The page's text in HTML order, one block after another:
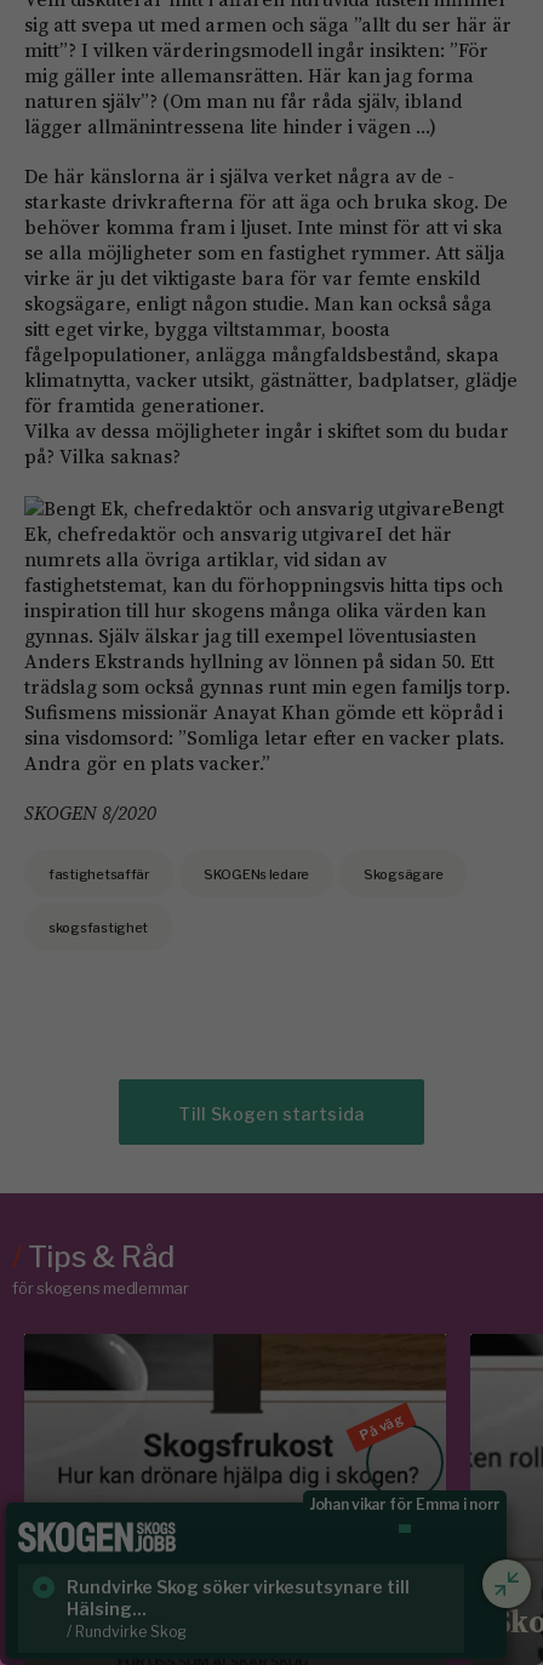
sig att svepa ut med armen och säga ”allt du ser här är
mitt”? I vilken värderingsmodell ingår in­sikten: ”För
mig gäller inte allemansrätten. Här kan jag forma
naturen själv”? (Om man nu får råda själv, ibland
lägger allmänintressena lite hinder i vägen …)
De här känslorna är i själva verket några av de ­
starkaste drivkrafterna för att äga och bruka skog. De
behöver komma fram i ljuset. Inte minst för att vi ska
se alla möjligheter som en fastighet rymmer. Att sälja
virke är ju det viktigaste bara för var femte enskild
skogsägare, enligt någon studie. Man kan också såga
sitt eget virke, bygga viltstammar, boosta
fågelpopulationer, anlägga mångfaldsbestånd, skapa
klimatnytta, vacker utsikt, gästnätter, badplatser, glädje
för fram­tida generationer.
Vilka av dessa möjligheter ingår i skiftet som du budar
på? Vilka saknas?
Bengt
Ek, chefredaktör och ansvarig utgivareI det här
numrets alla övriga artiklar, vid sidan av
fastighetstemat, kan du förhoppningsvis hitta tips och
inspiration till hur skogens många olika värden kan
gynnas. Själv älskar jag till exempel löventusiasten
Anders Ekstrands hyllning av lönnen på sidan 50. Ett
trädslag som också gynnas runt min egen familjs torp.
Sufismens missionär Anayat Khan gömde ett köpråd i
sina visdomsord: ”Somliga letar efter en vacker plats.
Andra gör en plats ­vacker.”
SKOGEN 8/2020
fastighetsaffär SKOGENs ledare Skogsägare
skogsfastighet
Till Skogen startsida
/Tips & Råd
för skogens medlemmar
Skogsfrukost: Hur kan
drönare hjälpa dig i
skogen?
På väg
Arkitekter får Träflugan
Skoglig naturvårdsspecialist
/ Svenska kraftnät /